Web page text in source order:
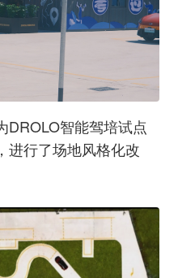
DROLO智能驾培试点
进行了场地风格化改